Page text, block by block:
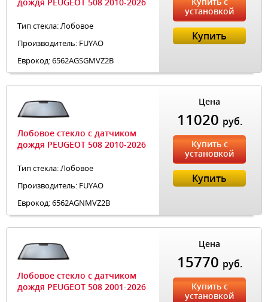
Тип стекла: Лобовое
Производитель: FUYAO
Еврокод: 6562AGSGMVZ2B
установкой
Купить
Лобовое стекло с датчиком
дождя PEUGEOT 508 2010-2026
Тип стекла: Лобовое
Производитель: FUYAO
Еврокод: 6562AGNMVZ2B
Цена
11020 руб.
Купить с
установкой
Купить
Лобовое стекло с датчиком
дождя PEUGEOT 508 2001-2026
Цена
15770 руб.
Купить с
установкой